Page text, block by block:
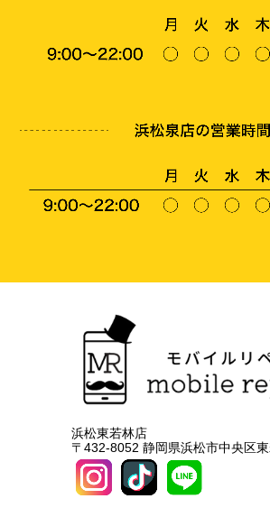
浜松東若林店
〒432-8052 静岡県浜松市中央区